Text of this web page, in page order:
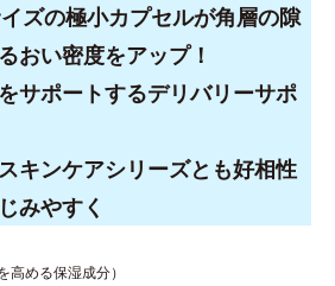
ズの極小カプセルが角層の隙
おい密度をアップ！
サポートするデリバリーサポ
キンケアシリーズとも好相性
みやすく
める保湿成分）